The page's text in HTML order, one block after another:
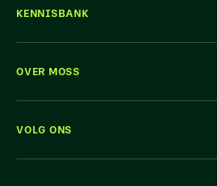
KENNISBANK
OVER MOSS
VOLG ONS